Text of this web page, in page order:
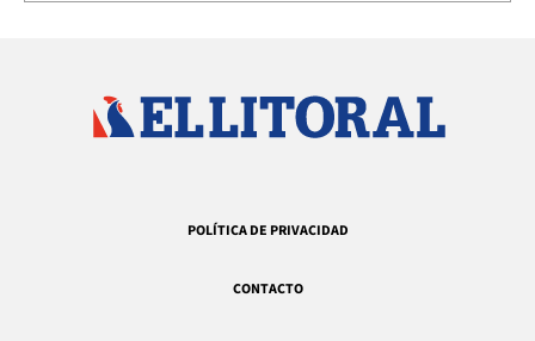
POLÍTICA DE PRIVACIDAD
CONTACTO